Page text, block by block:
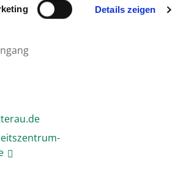
Details zeigen